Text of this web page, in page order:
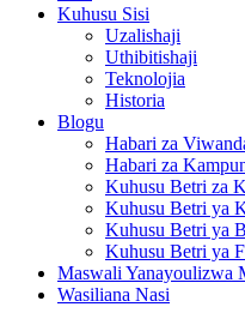
Kuhusu Sisi
Uzalishaji
Uthibitishaji
Teknolojia
Historia
Blogu
Habari za
Habari za
Kuhusu Betri za
Kuhusu Betri ya
Kuhusu Betri ya
Kuhusu Betri ya
Maswali Yanayoulizwa
Wasiliana Nasi